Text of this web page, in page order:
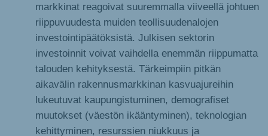
markkinat reagoivat suuremmalla viiveellä johtuen
riippuvuudesta muiden teollisuudenalojen
investointipäätöksistä. Julkisen sektorin
investoinnit voivat vaihdella enemmän riippumatta
talouden kehityksestä. Tärkeimpiin pitkän
aikavälin rakennusmarkkinan kasvuajureihin
lukeutuvat kaupungistuminen, demografiset
muutokset (väestön ikääntyminen), teknologian
kehittyminen, resurssien niukkuus ja